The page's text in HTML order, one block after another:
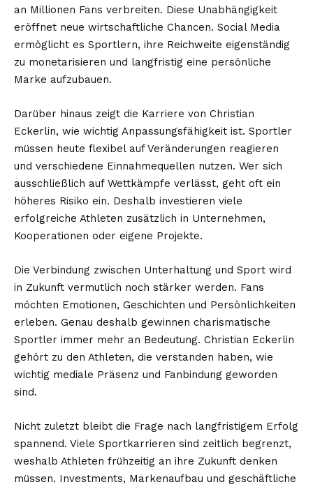
an Millionen Fans verbreiten. Diese Unabhängigkeit
eröffnet neue wirtschaftliche Chancen. Social Media
ermöglicht es Sportlern, ihre Reichweite eigenständig
zu monetarisieren und langfristig eine persönliche
Marke aufzubauen.
Darüber hinaus zeigt die Karriere von Christian
Eckerlin, wie wichtig Anpassungsfähigkeit ist. Sportler
müssen heute flexibel auf Veränderungen reagieren
und verschiedene Einnahmequellen nutzen. Wer sich
ausschließlich auf Wettkämpfe verlässt, geht oft ein
höheres Risiko ein. Deshalb investieren viele
erfolgreiche Athleten zusätzlich in Unternehmen,
Kooperationen oder eigene Projekte.
Die Verbindung zwischen Unterhaltung und Sport wird
in Zukunft vermutlich noch stärker werden. Fans
möchten Emotionen, Geschichten und Persönlichkeiten
erleben. Genau deshalb gewinnen charismatische
Sportler immer mehr an Bedeutung. Christian Eckerlin
gehört zu den Athleten, die verstanden haben, wie
wichtig mediale Präsenz und Fanbindung geworden
sind.
Nicht zuletzt bleibt die Frage nach langfristigem Erfolg
spannend. Viele Sportkarrieren sind zeitlich begrenzt,
weshalb Athleten frühzeitig an ihre Zukunft denken
müssen. Investments, Markenaufbau und geschäftliche